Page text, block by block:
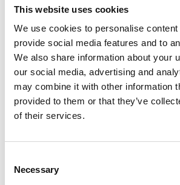
This website uses cookies
We use cookies to personalise
provide social media features and to
We also share information about your
our social media, advertising and
may combine it with other information
provided to them or that they’ve
of their services.
Selection
Necessary
Let's do cruise